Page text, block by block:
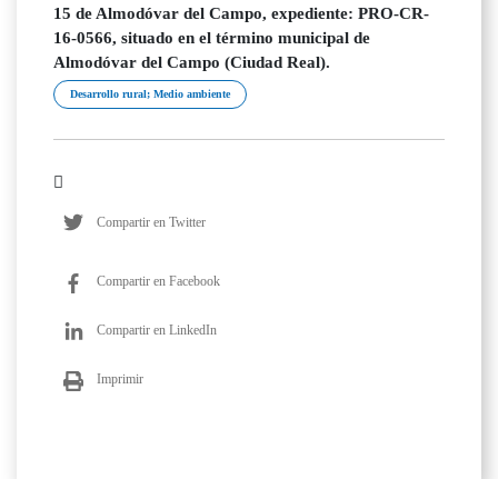
15 de Almodóvar del Campo, expediente: PRO-CR-
16-0566, situado en el término municipal de
Almodóvar del Campo (Ciudad Real).
Desarrollo rural; Medio ambiente
Compartir en Twitter
Compartir en Facebook
Compartir en LinkedIn
Imprimir